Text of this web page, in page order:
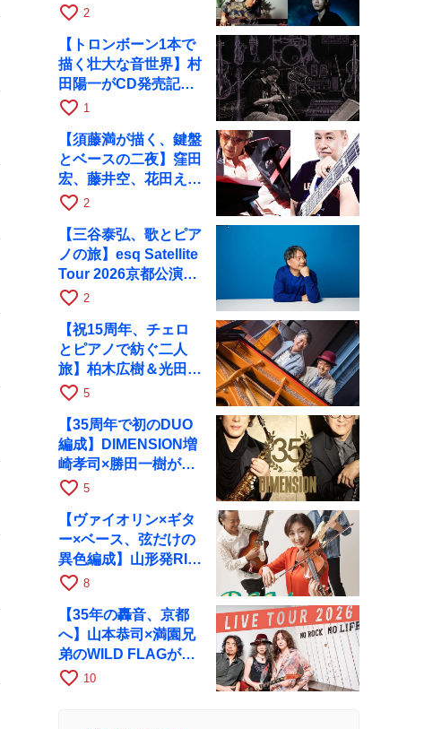
ュンと9月28日にRAG
favorite_border 2
【トロンボーン1本で
描く壮大な音世界】村
田陽一がCD発売記念
ツアーで9月4日に京
favorite_border 1
【須藤満が描く、鍵盤
とベースの二夜】窪田
宏、藤井空、花田えみ
と京都RAGで共演
favorite_border 2
【三谷泰弘、歌とピア
ノの旅】esq Satellite
Tour 2026京都公演を
10月に開催
favorite_border 2
【祝15周年、チェロ
とピアノで紡ぐ二人
旅】柏木広樹＆光田健
一が11月12日に京都
favorite_border 5
【35周年で初のDUO
編成】DIMENSION増
崎孝司×勝田一樹が10
月11日に京都RAGへ
favorite_border 5
【ヴァイオリン×ギタ
ー×ベース、弦だけの
異色編成】山形発RIM
が初全国ツアーで8月
favorite_border 8
【35年の轟音、京都
へ】山本恭司×満園兄
弟のWILD FLAGが8
月6日にRAGでライブ
favorite_border 10